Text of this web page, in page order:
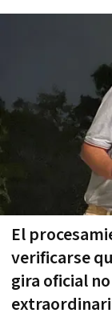
El
verificarse
gira oficial